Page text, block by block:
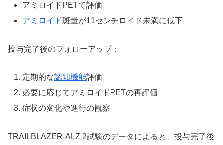
アミロイドPETで評価
アミロイド斑量が11センチロイド未満に低下
投与完了後のフォローアップ：
定期的な認知機能評価
必要に応じてアミロイドPETの再評価
症状の変化や進行の観察
TRAILBLAZER-ALZ 2試験のデータによると、投与完了後